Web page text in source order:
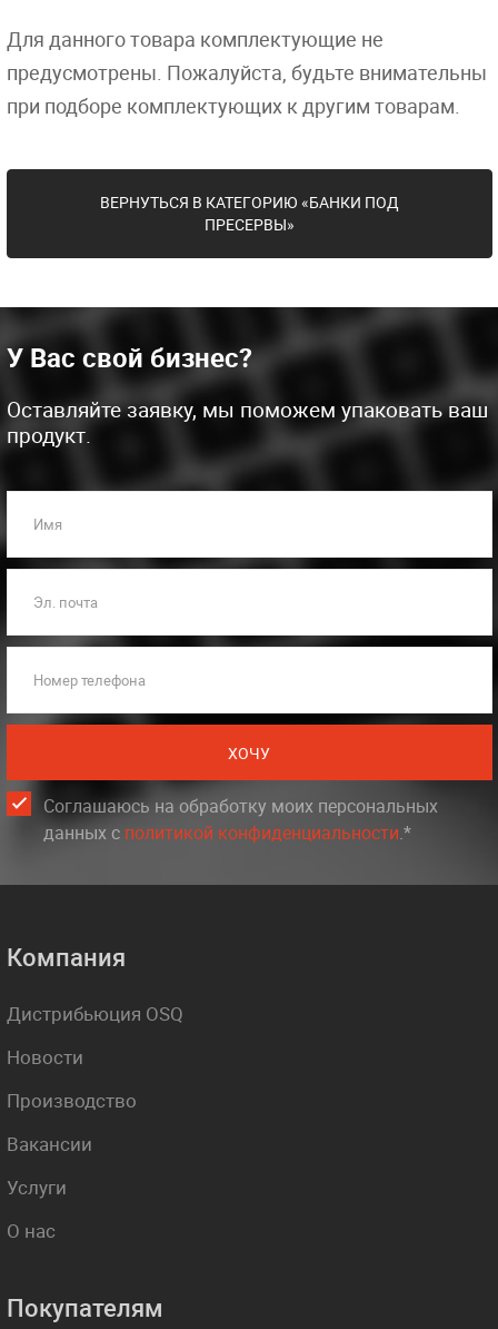
Для данного товара комплектующие не
предусмотрены. Пожалуйста, будьте внимательны
при подборе комплектующих к другим товарам.
ВЕРНУТЬСЯ В КАТЕГОРИЮ «БАНКИ ПОД
ПРЕСЕРВЫ»
У Вас свой бизнес?
Оставляйте заявку, мы поможем упаковать ваш
продукт.
Имя
Эл. почта
Номер телефона
ХОЧУ
Соглашаюсь на обработку моих персональных
данных c политикой конфиденциальности.*
Компания
Дистрибьюция OSQ
Новости
Производство
Вакансии
Услуги
О нас
Покупателям